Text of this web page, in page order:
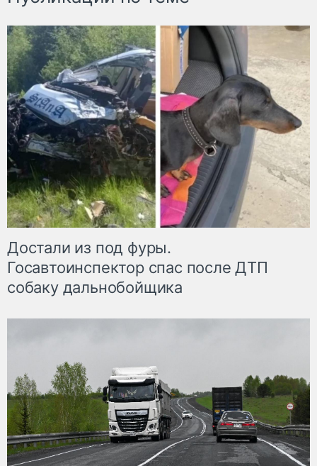
Достали из под фуры.
Госавтоинспектор спас после ДТП
собаку дальнобойщика